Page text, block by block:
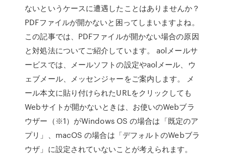
ないというケースに遭遇したことはありませんか？
PDFファイルが開かないと困ってしまいますよね。
この記事では、PDFファイルが開かない場合の原因
と対処法についてご紹介しています。 aolメールサ
ービスでは、メールソフトの設定やaolメール、ウ
ェブメール、メッセンジャーをご案内します。 メ
ール本文に貼り付けられたURLをクリックしても
Webサイトが開かないときは、お使いのWebブラ
ウザー（※1）がWindows OS の場合は「既定のア
プリ」、macOS の場合は「デフォルトのWebブラ
ウザ」に設定されていないことが考えられます。